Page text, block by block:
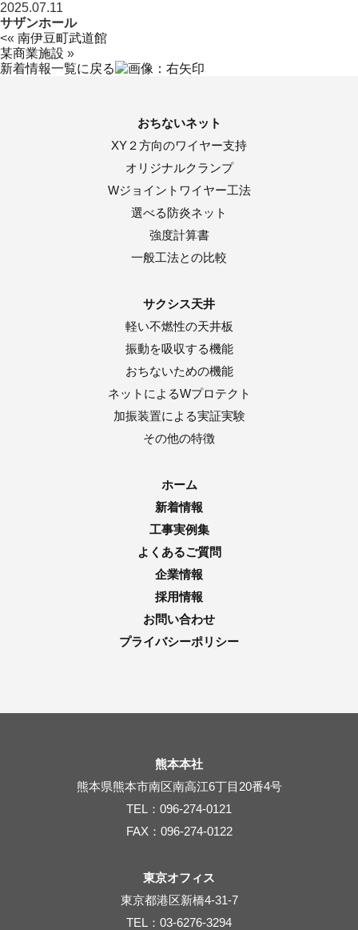
2025.07.11
サザンホール
<« 南伊豆町武道館
某商業施設 »
新着情報一覧に戻る
おちないネット
XY２方向のワイヤー支持
オリジナルクランプ
Wジョイントワイヤー工法
選べる防炎ネット
強度計算書
一般工法との比較
サクシス天井
軽い不燃性の天井板
振動を吸収する機能
おちないための機能
ネットによるWプロテクト
加振装置による実証実験
その他の特徴
ホーム
新着情報
工事実例集
よくあるご質問
企業情報
採用情報
お問い合わせ
プライバシーポリシー
熊本本社
熊本県熊本市南区南高江6丁目20番4号
TEL：096-274-0121
FAX：096-274-0122
東京オフィス
東京都港区新橋4-31-7
TEL：03-6276-3294